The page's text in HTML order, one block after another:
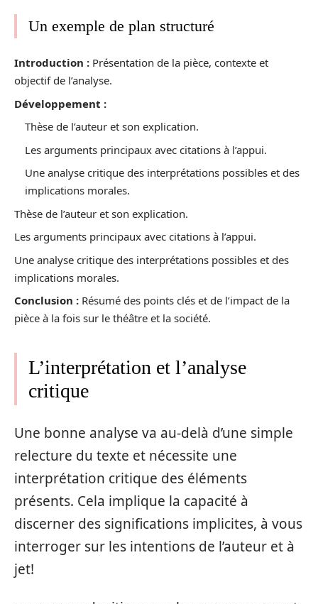
Un exemple de plan structuré
Introduction : Présentation de la pièce, contexte et
objectif de l’analyse.
Développement :
Thèse de l’auteur et son explication.
Les arguments principaux avec citations à l’appui.
Une analyse critique des interprétations possibles et des
implications morales.
Thèse de l’auteur et son explication.
Les arguments principaux avec citations à l’appui.
Une analyse critique des interprétations possibles et des
implications morales.
Conclusion : Résumé des points clés et de l’impact de la
pièce à la fois sur le théâtre et la société.
L’interprétation et l’analyse
critique
Une bonne analyse va au-delà d’une simple
relecture du texte et nécessite une
interprétation critique des éléments
présents. Cela implique la capacité à
discerner des significations implicites, à vous
interroger sur les intentions de l’auteur et à
jet!